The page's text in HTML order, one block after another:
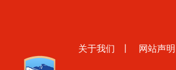
关于我们 网站声明